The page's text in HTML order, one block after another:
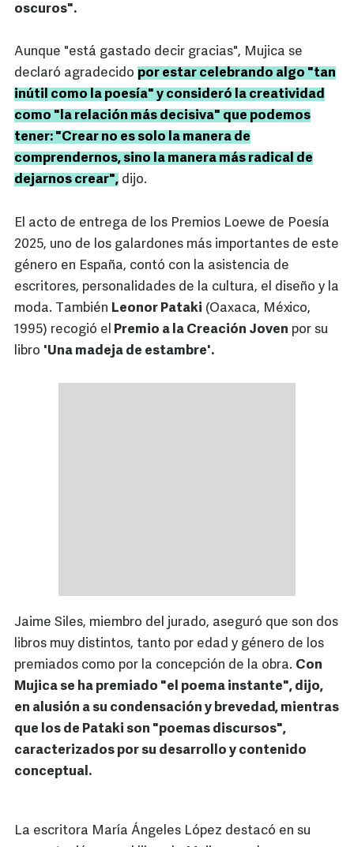
oscuros".
Aunque "está gastado decir gracias", Mujica se
declaró agradecido por estar celebrando algo "tan
inútil como la poesía" y consideró la creatividad
como "la relación más decisiva" que podemos
tener: "Crear no es solo la manera de
comprendernos, sino la manera más radical de
dejarnos crear", dijo.
El acto de entrega de los Premios Loewe de Poesía
2025, uno de los galardones más importantes de este
género en España, contó con la asistencia de
escritores, personalidades de la cultura, el diseño y la
moda. También Leonor Pataki (Oaxaca, México,
1995) recogió el Premio a la Creación Joven por su
libro 'Una madeja de estambre'.
Jaime Siles, miembro del jurado, aseguró que son dos
libros muy distintos, tanto por edad y género de los
premiados como por la concepción de la obra. Con
Mujica se ha premiado "el poema instante", dijo,
en alusión a su condensación y brevedad, mientras
que los de Pataki son "poemas discursos",
caracterizados por su desarrollo y contenido
conceptual.
La escritora María Ángeles López destacó en su